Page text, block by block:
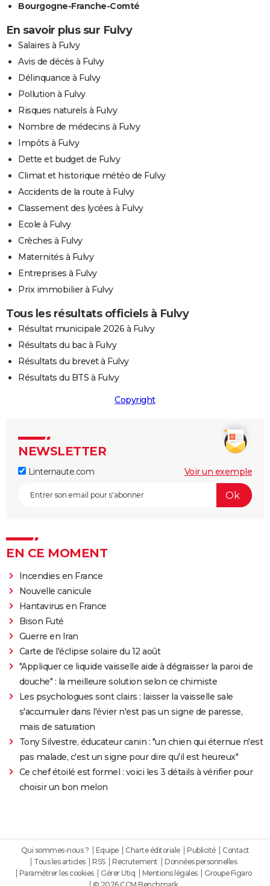
Bourgogne-Franche-Comté
En savoir plus sur Fulvy
Salaires à Fulvy
Avis de décès à Fulvy
Délinquance à Fulvy
Pollution à Fulvy
Risques naturels à Fulvy
Nombre de médecins à Fulvy
Impôts à Fulvy
Dette et budget de Fulvy
Climat et historique météo de Fulvy
Accidents de la route à Fulvy
Classement des lycées à Fulvy
Ecole à Fulvy
Crèches à Fulvy
Maternités à Fulvy
Entreprises à Fulvy
Prix immobilier à Fulvy
Tous les résultats officiels à Fulvy
Résultat municipale 2026 à Fulvy
Résultats du bac à Fulvy
Résultats du brevet à Fulvy
Résultats du BTS à Fulvy
Copyright
NEWSLETTER
Linternaute.com Voir un exemple
EN CE MOMENT
Incendies en France
Nouvelle canicule
Hantavirus en France
Bison Futé
Guerre en Iran
Carte de l'éclipse solaire du 12 août
"Appliquer ce liquide vaisselle aide à dégraisser la paroi de
douche" : la meilleure solution selon ce chimiste
Les psychologues sont clairs : laisser la vaisselle sale
s'accumuler dans l'évier n'est pas un signe de paresse,
mais de saturation
Tony Silvestre, éducateur canin : "un chien qui éternue n'est
pas malade, c'est un signe pour dire qu'il est heureux"
Ce chef étoilé est formel : voici les 3 détails à vérifier pour
choisir un bon melon
Qui sommes-nous ? Equipe Charte éditoriale Publicité
Contact
Tous les articles
RSS Recrutement
Données personnelles
Paramétrer les cookies
Gérer Utiq Mentions légales
Groupe Figaro